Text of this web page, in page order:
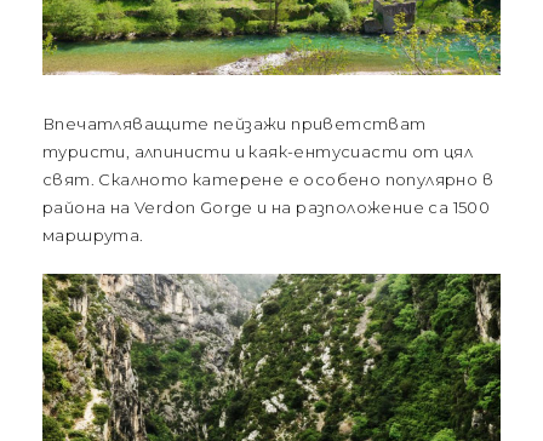
Впечатляващите пейзажи приветстват
туристи, алпинисти и каяк-ентусиасти от цял
свят. Скалното катерене е особено популярно в
района на Verdon Gorge и на разположение са 1500
маршрута.